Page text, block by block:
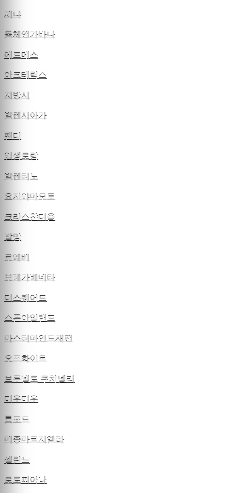
제냐
돌체앤가바나
에르메스
아크테릭스
지방시
발렌시아가
펜디
입생로랑
발렌티노
요지야마모토
크리스챤디올
발망
로에베
보테가베네타
디스퀘어드
스톤아일랜드
마스터마인드재팬
오프화이트
브루넬로 쿠치넬리
미우미우
톰포드
메종마르지엘라
셀린느
로로피아나